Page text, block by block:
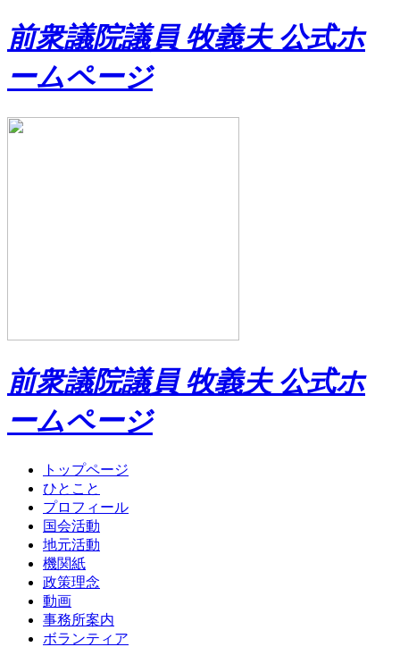
前衆議院議員 牧義夫 公式ホ
ームページ
前衆議院議員 牧義夫 公式ホ
ームページ
トップページ
ひとこと
プロフィール
国会活動
地元活動
機関紙
政策理念
動画
事務所案内
ボランティア